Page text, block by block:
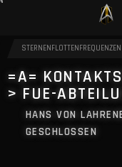
STERNENFLOTTENFREQUENZEN
=A=
> FUE-
HANS VON
GESCHLOSSEN